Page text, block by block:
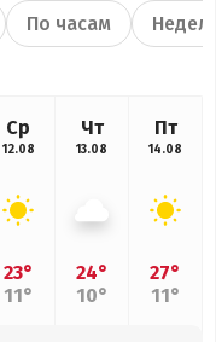
По часам
Ср
12.08
23°
11°
Чт
13.08
24°
10°
Пт
14.08
27°
11°